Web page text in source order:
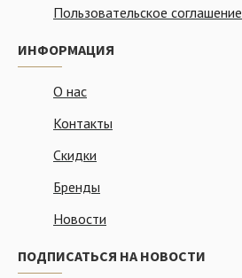
Пользовательское соглашение
ИНФОРМАЦИЯ
О нас
Контакты
Скидки
Бренды
Новости
ПОДПИСАТЬСЯ НА НОВОСТИ